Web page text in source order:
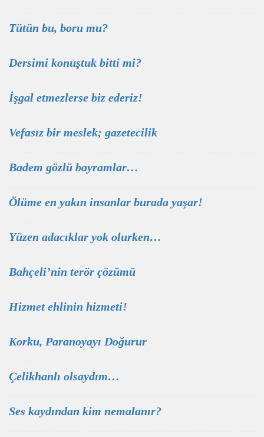
Tütün bu, boru mu?
Dersimi konuştuk bitti mi?
İşgal etmezlerse biz ederiz!
Vefasız bir meslek; gazetecilik
Badem gözlü bayramlar…
Ölüme en yakın insanlar burada yaşar!
Yüzen adacıklar yok olurken…
Bahçeli’nin terör çözümü
Hizmet ehlinin hizmeti!
Korku, Paranoyayı Doğurur
Çelikhanlı olsaydım…
Ses kaydından kim nemalanır?